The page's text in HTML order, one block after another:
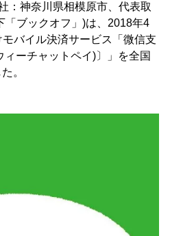
：神奈川県相模原市、代表取
「ブックオフ」)は、2018年4
バイル決済サービス「微信支
ーチャットペイ)〕」を全国
。